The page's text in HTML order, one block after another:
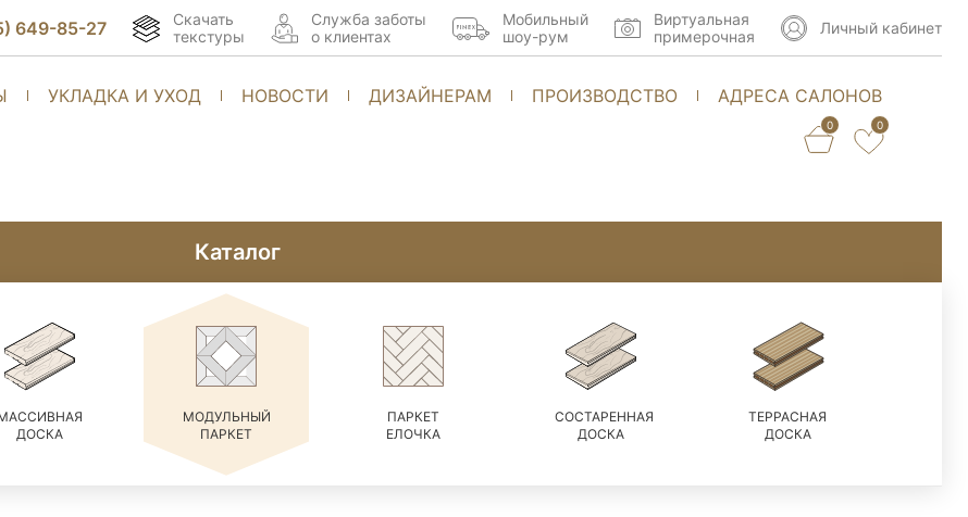
УКЛАДКА И УХОД НОВОСТИ ДИЗАЙНЕРАМ ПРОИЗВОДСТВО АДРЕСА САЛОНОВ
0 0
649-85-27
Скачать
текстуры
Cлужба заботы
о клиентах
Мобильный
шоу-рум
Виртуальная
примерочная
Личный кабинет
Каталог
ДОСКА
МОДУЛЬНЫЙ
ПАРКЕТ
ПАРКЕТ
ЕЛОЧКА
СОСТАРЕННАЯ
ДОСКА
ТЕРРАСНАЯ
ДОСКА